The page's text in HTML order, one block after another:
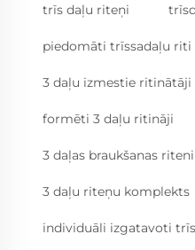
trīs daļu riteņi
piedomāti trīssadaļu riti
3 daļu izmestie ritinātāji
formēti 3 daļu ritināji
3 daļas braukšanas riteni
3 daļu riteņu komplekts
individuāli izgatavoti